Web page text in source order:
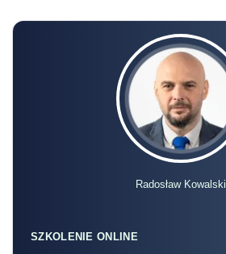
Radosław Kowalski
SZKOLENIE ONLINE